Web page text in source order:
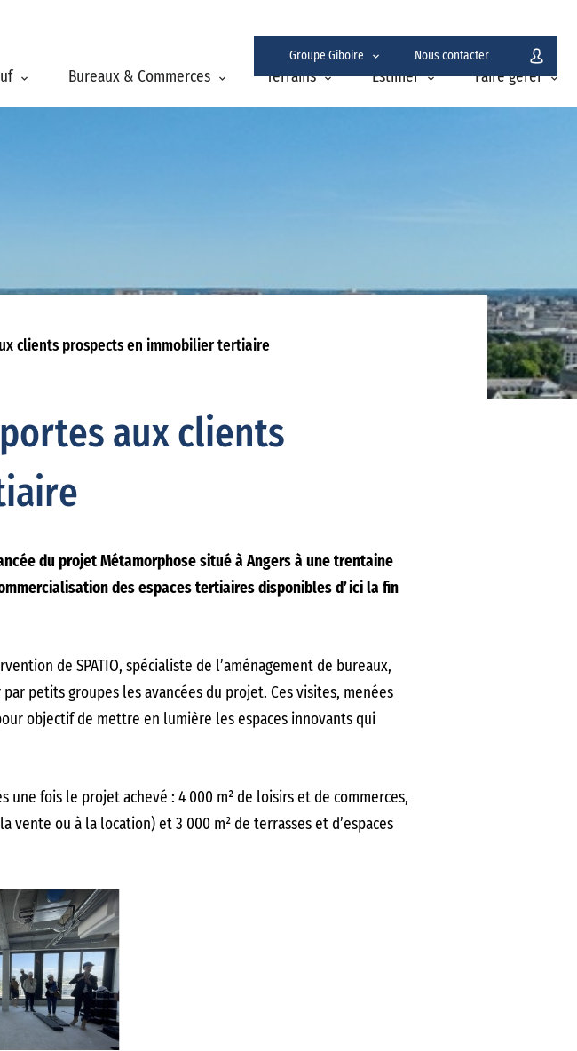
Bureaux & Commerces Terrains Estimer Faire gérer
Groupe Giboire Nous contacter
clients prospects en immobilier tertiaire
aux clients
du projet Métamorphose situé à Angers à une trentaine
des espaces tertiaires disponibles d’ici la fin
de SPATIO, spécialiste de l’aménagement de bureaux,
petits groupes les avancées du projet. Ces visites, menées
objectif de mettre en lumière les espaces innovants qui
fois le projet achevé : 4 000 m² de loisirs et de commerces,
vente ou à la location) et 3 000 m² de terrasses et d’espaces